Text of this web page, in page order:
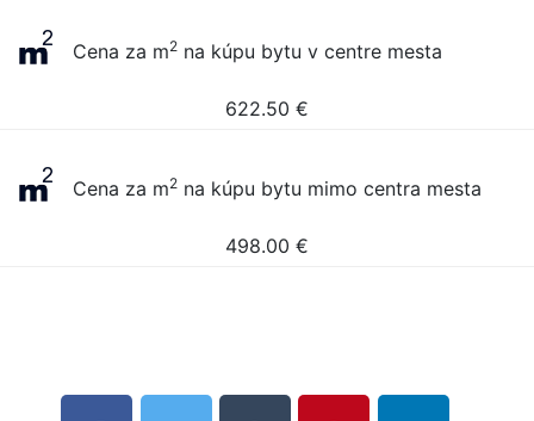
Cena za m2 na kúpu bytu v centre mesta
622.50 €
Cena za m2 na kúpu bytu mimo centra mesta
498.00 €